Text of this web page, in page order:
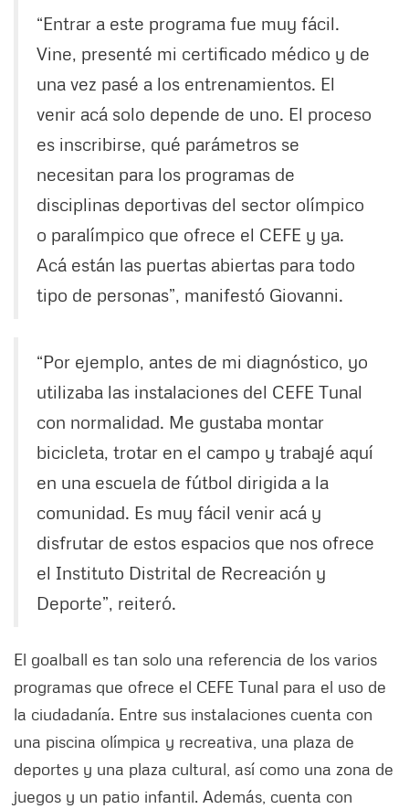
“Entrar a este programa fue muy fácil.
Vine, presenté mi certificado médico y de
una vez pasé a los entrenamientos. El
venir acá solo depende de uno. El proceso
es inscribirse, qué parámetros se
necesitan para los programas de
disciplinas deportivas del sector olímpico
o paralímpico que ofrece el CEFE y ya.
Acá están las puertas abiertas para todo
tipo de personas”, manifestó Giovanni.
“Por ejemplo, antes de mi diagnóstico, yo
utilizaba las instalaciones del CEFE Tunal
con normalidad. Me gustaba montar
bicicleta, trotar en el campo y trabajé aquí
en una escuela de fútbol dirigida a la
comunidad. Es muy fácil venir acá y
disfrutar de estos espacios que nos ofrece
el Instituto Distrital de Recreación y
Deporte”, reiteró.
El goalball es tan solo una referencia de los varios
programas que ofrece el CEFE Tunal para el uso de
la ciudadanía. Entre sus instalaciones cuenta con
una piscina olímpica y recreativa, una plaza de
deportes y una plaza cultural, así como una zona de
juegos y un patio infantil. Además, cuenta con